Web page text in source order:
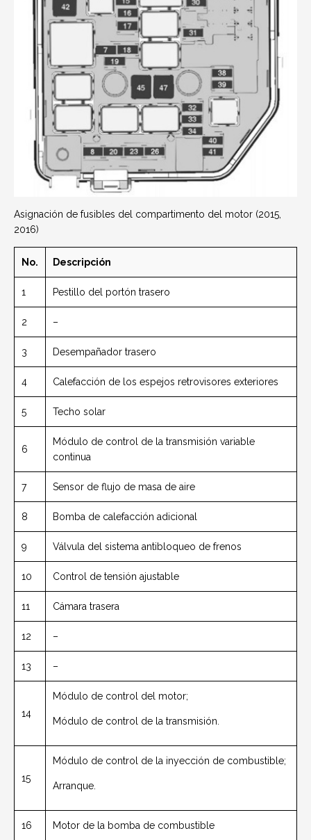
Asignación de fusibles del compartimento del motor (2015,
2016)
No. Descripción
1 Pestillo del portón trasero
2 –
3 Desempañador trasero
4 Calefacción de los espejos retrovisores exteriores
5 Techo solar
6
Módulo de control de la transmisión variable
continua
7 Sensor de flujo de masa de aire
8 Bomba de calefacción adicional
9 Válvula del sistema antibloqueo de frenos
10 Control de tensión ajustable
11 Cámara trasera
12 –
13 –
14
Módulo de control del motor;
Módulo de control de la transmisión.
15
Módulo de control de la inyección de combustible;
Arranque.
16 Motor de la bomba de combustible